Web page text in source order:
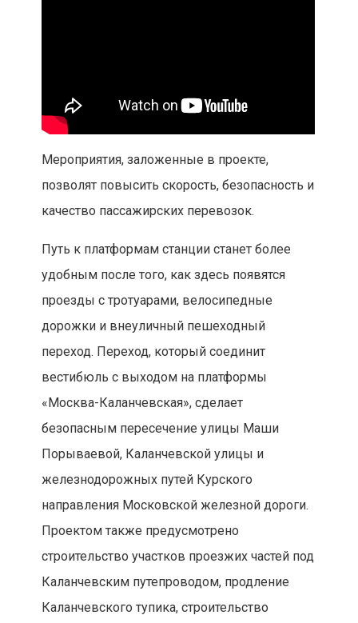
Мероприятия, заложенные в проекте,
позволят повысить скорость, безопасность и
качество пассажирских перевозок.
Путь к платформам станции станет более
удобным после того, как здесь появятся
проезды с тротуарами, велосипедные
дорожки и внеуличный пешеходный
переход. Переход, который соединит
вестибюль с выходом на платформы
«Москва-Каланчевская», сделает
безопасным пересечение улицы Маши
Порываевой, Каланчевской улицы и
железнодорожных путей Курского
направления Московской железной дороги.
Проектом также предусмотрено
строительство участков проезжих частей под
Каланчевским путепроводом, продление
Каланчевского тупика, строительство